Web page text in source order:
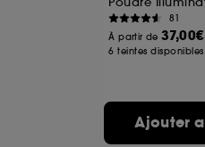
81
À partir de37,00€
6 teintes disponibles
Ajouter
A l'exception des cookies
lecture de ces traceurs
choix" ci-dessous ou
Sephora pourra associer
navigation collectées par